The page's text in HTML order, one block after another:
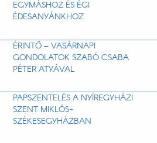
EGYMÁSHOZ ÉS ÉGI
ÉDESANYÁNKHOZ
ÉRINTŐ – VASÁRNAPI
GONDOLATOK SZABÓ CSABA
PÉTER ATYÁVAL
PAPSZENTELÉS A NYÍREGYHÁZI
SZENT MIKLÓS-
SZÉKESEGYHÁZBAN